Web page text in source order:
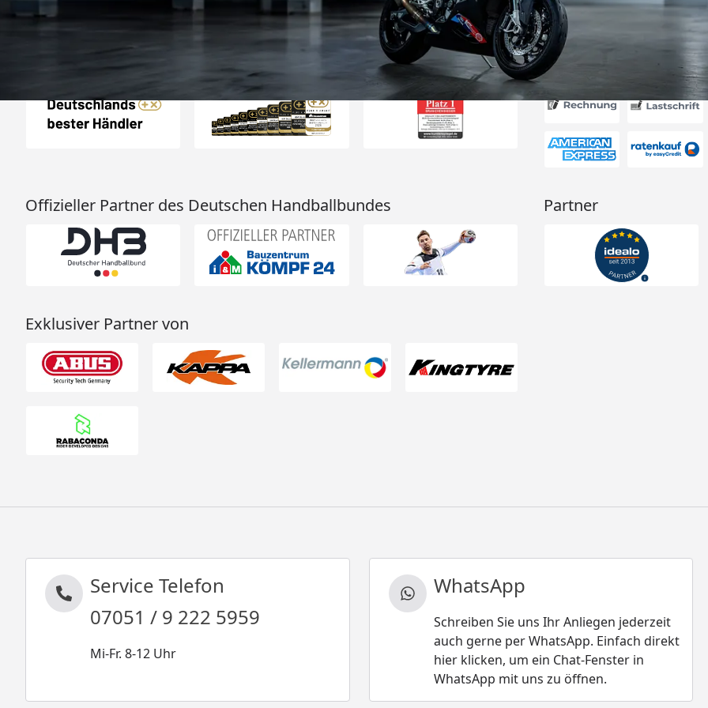
entspricht genau der
Beschreibung und schützt
hervorragend. Absolute
Empfehlung!“
Auszeichnungen Akzeptierte
Offizieller Partner des Deutschen Handballbundes Partner
Exklusiver Partner von
Service Telefon
07051 / 9 222 5959
Mi-Fr. 8-12 Uhr
WhatsApp
Schreiben Sie uns Ihr Anliegen jederzeit
auch gerne per WhatsApp. Einfach direkt
hier klicken, um ein Chat-Fenster in
WhatsApp mit uns zu öffnen.